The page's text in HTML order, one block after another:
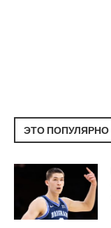
ЭТО ПОПУЛЯРНО